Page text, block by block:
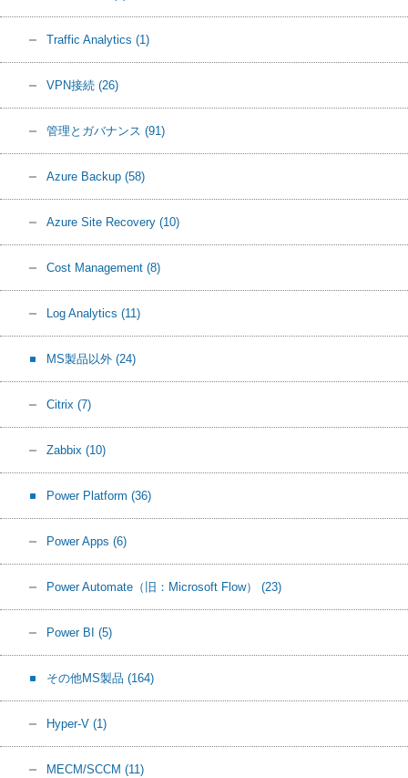
Traffic Analytics (1)
VPN接続 (26)
管理とガバナンス (91)
Azure Backup (58)
Azure Site Recovery (10)
Cost Management (8)
Log Analytics (11)
MS製品以外 (24)
Citrix (7)
Zabbix (10)
Power Platform (36)
Power Apps (6)
Power Automate（旧：Microsoft Flow） (23)
Power BI (5)
その他MS製品 (164)
Hyper-V (1)
MECM/SCCM (11)